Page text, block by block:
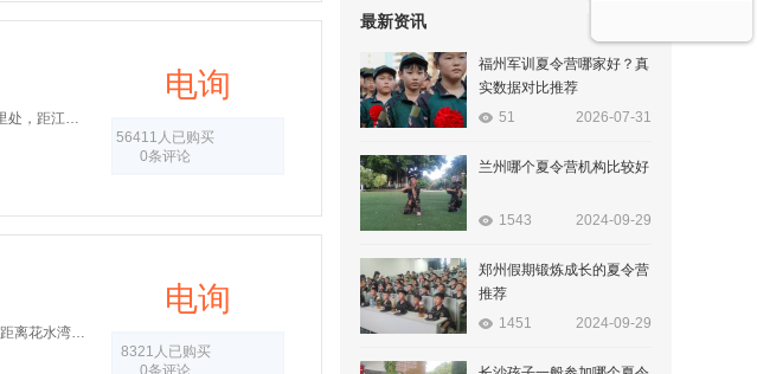
江油青龙湖户外拓展基地位于绵阳市江油市成绵广高速江油大堰镇出口2公里处，距江油市区6公里，距绵阳市区26公里，距成都130公里，坐拥有天然山水园林等自然景观且交通十分便利。
电询
56411人已购买
0条评论
成都宏武军事训练基地位于大邑县梁平镇，距离成都大约一个半小时车程，距离花水湾大约30公里，是前往西岭雪山的必经之路；基地为退役军人创办，军营氛围浓厚；适用于企业军事训练，拓展训练，能同时容纳800人训练，吃住。
电询
8321人已购买
0条评论
最新资讯
福州军训夏令营哪家好？真
实数据对比推荐
51
2026-07-31
兰州哪个夏令营机构比较好
1543 2024-09-29
郑州假期锻炼成长的夏令营
推荐
1451
2024-09-29